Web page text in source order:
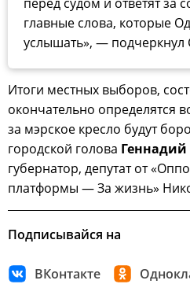
перед судом и ответят за
главные слова, которые
услышать», — подчеркнул
Итоги местных выборов,
окончательно определятся
за мэрское кресло будут
городской голова Геннадий
губернатор, депутат от
платформы — За жизнь»
Подписывайся на
ВКонтакте